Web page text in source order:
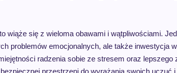
wiąże się z wieloma obawami i wątpliwościami.
problemów emocjonalnych, ale także inwestycja
radzenia sobie ze stresem oraz lepszego
przestrzeni do wyrażania swoich uczuć